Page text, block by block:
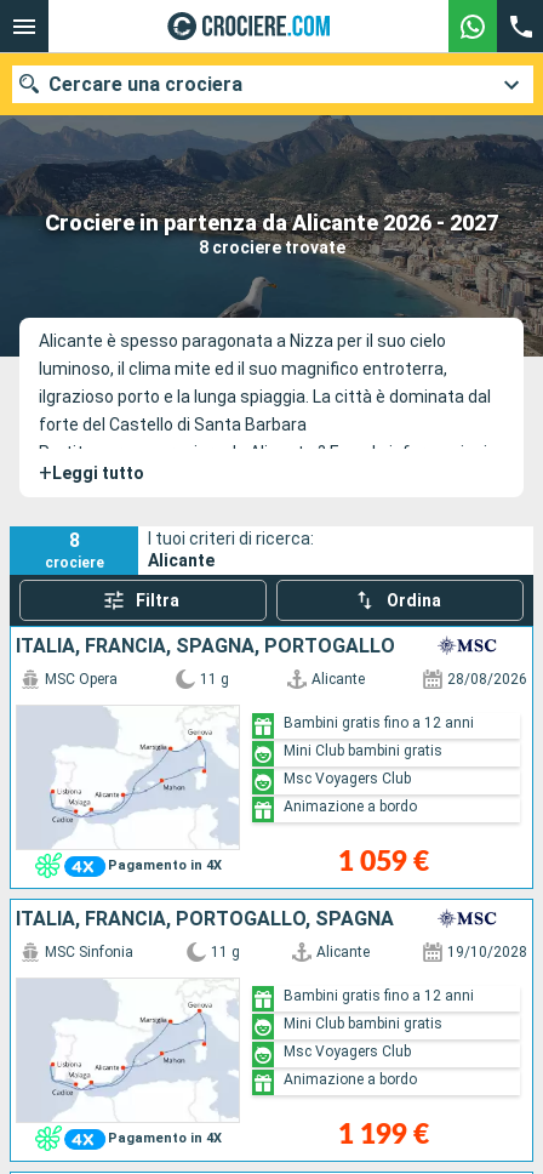
Crociere in partenza da Alicante 2026 - 2027
8 crociere trovate
Cercare una crociera
Le nostre destinazioni
Porti Compagnie
Ricerca
Alicante è spesso paragonata a Nizza per il suo cielo
luminoso, il clima mite ed il suo magnifico entroterra,
ilgrazioso porto e la lunga spiaggia. La città è dominata dal
forte del Castello di Santa Barbara
Partite per una crociera da Alicante ? Ecco le informazioni
pratiche per il porto.
+ Leggi tutto
8
crociere
I tuoi criteri di ricerca:
Alicante
Filtra Ordina
ITALIA, FRANCIA, SPAGNA, PORTOGALLO
Pagamento in 4X
MSC Opera 11 g Alicante 28/08/2026
1 059 €
Bambini gratis fino a 12 anni
Mini Club bambini gratis
Msc Voyagers Club
Animazione a bordo
ITALIA, FRANCIA, PORTOGALLO, SPAGNA
Pagamento in 4X
MSC Sinfonia 11 g Alicante 19/10/2028
1 199 €
Bambini gratis fino a 12 anni
Mini Club bambini gratis
Msc Voyagers Club
Animazione a bordo